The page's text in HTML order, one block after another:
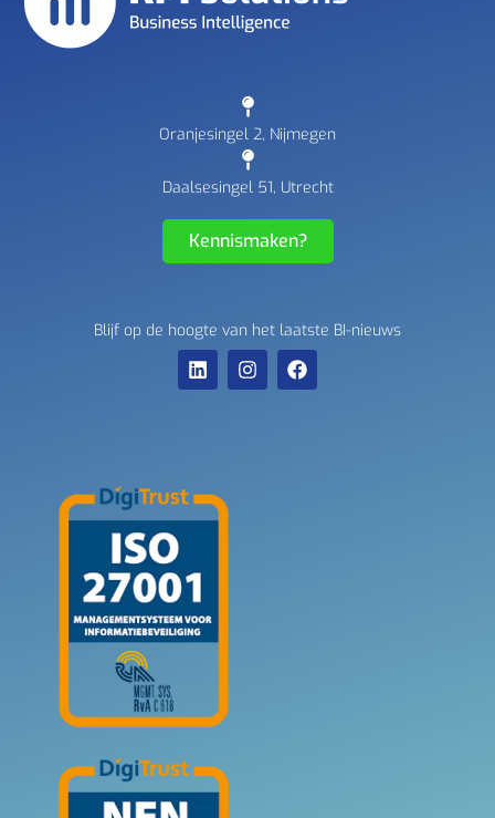
Oranjesingel 2, Nijmegen
Daalsesingel 51, Utrecht
Kennismaken?
Blijf op de hoogte van het laatste BI-nieuws